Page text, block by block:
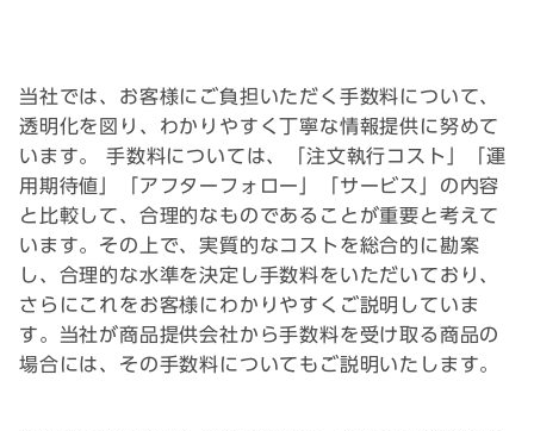
当社では、お客様にご負担いただく手数料について、
透明化を図り、わかりやすく丁寧な情報提供に努めて
います。 手数料については、「注文執行コスト」「運
用期待値」「アフターフォロー」「サービス」の内容
と比較して、合理的なものであることが重要と考えて
います。その上で、実質的なコストを総合的に勘案
し、合理的な水準を決定し手数料をいただいており、
さらにこれをお客様にわかりやすくご説明していま
す。当社が商品提供会社から手数料を受け取る商品の
場合には、その手数料についてもご説明いたします。